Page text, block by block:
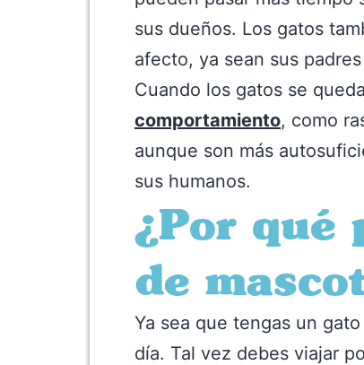
sus dueños. Los gatos
afecto, ya sean sus
Cuando los gatos se
comportamiento, como
aunque son más
sus humanos.
¿Por qué
de
Ya sea que tengas un
día. Tal vez debes viajar